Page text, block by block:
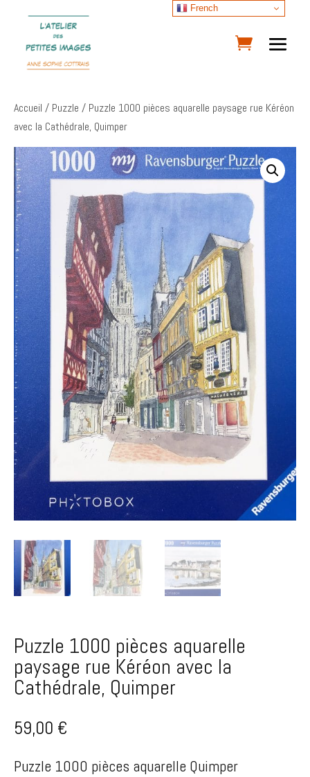
Accueil / Puzzle / Puzzle 1000 pièces aquarelle paysage rue Kéréon
avec la Cathédrale, Quimper
Puzzle 1000 pièces aquarelle
paysage rue Kéréon avec la
Cathédrale, Quimper
59,00 €
Puzzle 1000 pièces aquarelle Quimper
French